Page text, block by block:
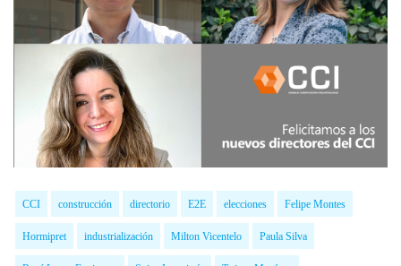
CCI construcción directorio E2E elecciones Felipe Montes
Hormipret industrialización Milton Vicentelo Paula Silva